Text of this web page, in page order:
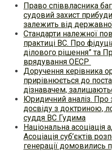
Право співвласника
судовий захист
залежить від
Стандарти належної
практиці ВC. Про
ділового рішення” та
врядування ОЕСР
Доручення керівника
прирівнюється до
дізнавачем,
Юридичний аналіз. Про
досвіду з доктриною,
суддя ВС Гудима
Національна асоціація
Асоціація суб’єктів
генерації домовились